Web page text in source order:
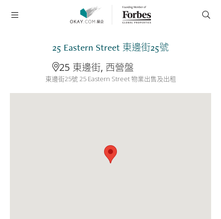
25 Eastern Street 東邊街25號
25 東邊街, 西營盤
東邊街25號 25 Eastern Street 物業出售及出租